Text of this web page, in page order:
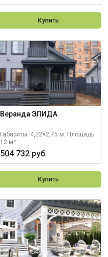
Купить
Веранда ЭЛИДА
Габариты: 4,22×2,75 м. Площадь:
12 м²
504 732 руб.
Купить